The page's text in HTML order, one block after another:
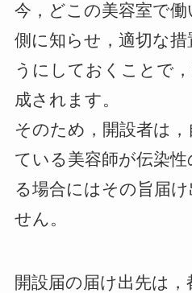
今，どこの美容室で
側に知らせ，適切な
うにしておくことで
成されます。
そのため，開設者は
ている美容師が伝染
る場合にはその旨届
せん。
開設届の届け出先は，